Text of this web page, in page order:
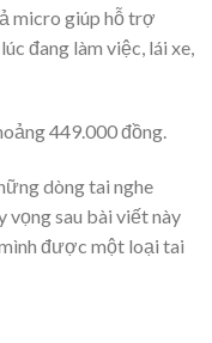
micro giúp hỗ trợ
đang làm việc, lái xe,
449.000 đồng.
dòng tai nghe
vọng sau bài viết này
được một loại tai